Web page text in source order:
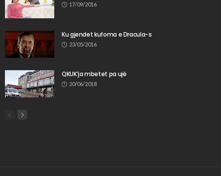
17/09/2016
Ku gjendet kufoma e Dracula-s
23/05/2016
QKUK’ja mbetet pa ujë
20/06/2018